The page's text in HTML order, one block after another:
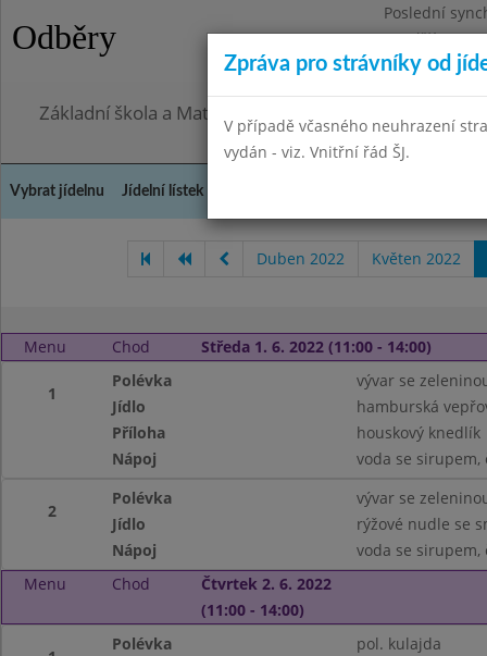
Odběry
Poslední
Pondělí
Omezení
Základní škola a Mateřská škola, Praha 4, Ohradní 49
Vybrat jídelnu Jídelní lístek
Duben 2022 Květen 2022
Menu Chod Středa 1. 6. 2022 (11:00 - 14:00)
1
Polévka
vývar se
Jídlo
hamburská
Příloha
houskový knedlík
Nápoj
voda se sirupem,
2
Polévka
vývar se
Jídlo
rýžové nudle se
Nápoj
voda se sirupem,
Menu
Chod
Čtvrtek 2. 6. 2022
(11:00 - 14:00)
Polévka
pol. kulajda
Zpráva pro strávníky od
V případě včasného neuhrazení
vydán - viz. Vnitřní řád ŠJ.